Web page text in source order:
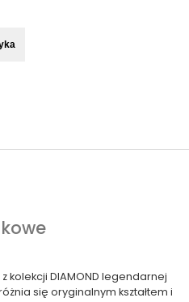
kolekcji DIAMOND legendarnej
się oryginalnym kształtem i